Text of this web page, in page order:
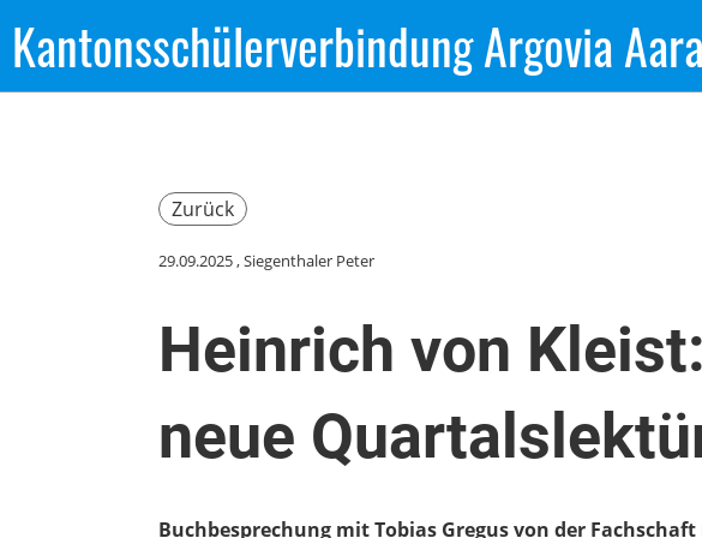
Kantonsschülerverbindung Argovia
Zurück
29.09.2025, Siegenthaler Peter
Heinrich von
neue
Buchbesprechung mit Tobias Gregus von der